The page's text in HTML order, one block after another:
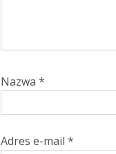
Nazwa *
Adres e-mail *